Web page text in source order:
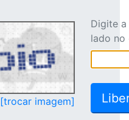
[trocar imagem]
Digite
lado no